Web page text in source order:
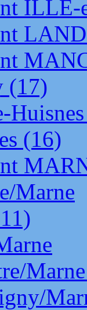
(17)
(16)
Marne